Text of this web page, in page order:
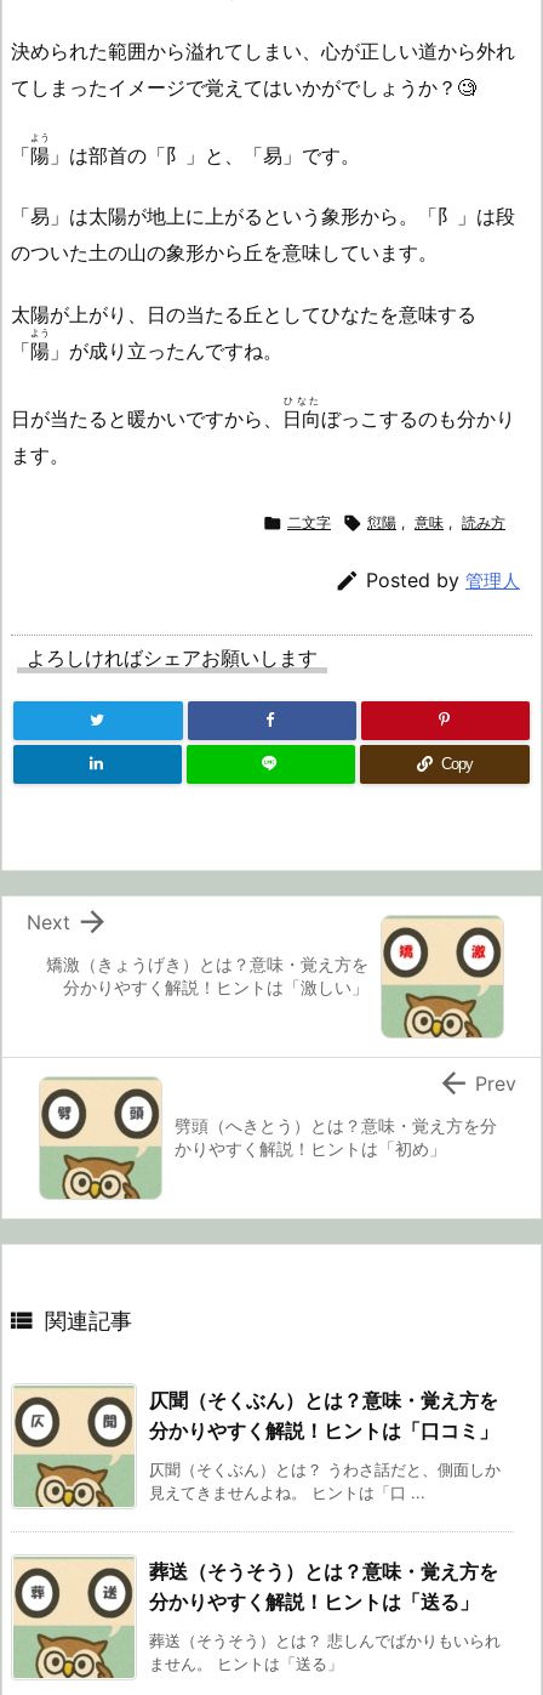
決められた範囲から溢れてしまい、心が正しい道から外れ
てしまったイメージで覚えてはいかがでしょうか？🧐
「陽
よう
」は部首の「阝」と、「易」です。
「易」は太陽が地上に上がるという象形から。「阝」は段
のついた土の山の象形から丘を意味しています。
太陽が上がり、日の当たる丘としてひなたを意味する
「陽
よう
」が成り立ったんですね。
日が当たると暖かいですから、 日向
ひなた
ぼっこするのも分かり
ます。
 二文字  愆陽 , 意味 , 読み方
 Posted by 管理人
よろしければシェアお願いします
Copy
矯激（きょうげき）とは？意味・覚え方を
分かりやすく解説！ヒントは「激しい」

Next
劈頭（へきとう）とは？意味・覚え方を分
かりやすく解説！ヒントは「初め」
 Prev
 関連記事
仄聞（そくぶん）とは？意味・覚え方を
分かりやすく解説！ヒントは「口コミ」
仄聞（そくぶん）とは？ うわさ話だと、側面しか
見えてきませんよね。 ヒントは「口 ...
葬送（そうそう）とは？意味・覚え方を
分かりやすく解説！ヒントは「送る」
葬送（そうそう）とは？ 悲しんでばかりもいられ
ません。 ヒントは「送る」